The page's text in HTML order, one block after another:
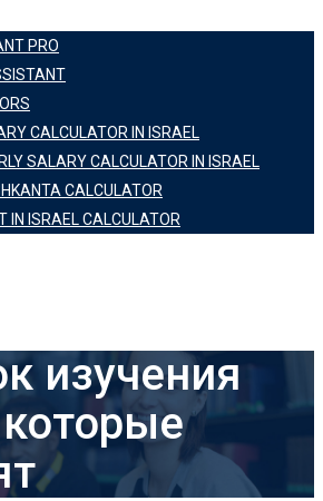
PRO
CALCULATOR IN ISRAEL
SALARY CALCULATOR IN ISRAEL
CALCULATOR
IN ISRAEL CALCULATOR
изучения